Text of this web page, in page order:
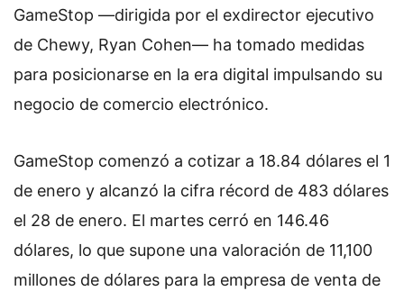
GameStop —dirigida por el exdirector ejecutivo
de Chewy, Ryan Cohen— ha tomado medidas
para posicionarse en la era digital impulsando su
negocio de comercio electrónico.
GameStop comenzó a cotizar a 18.84 dólares el 1
de enero y alcanzó la cifra récord de 483 dólares
el 28 de enero. El martes cerró en 146.46
dólares, lo que supone una valoración de 11,100
millones de dólares para la empresa de venta de